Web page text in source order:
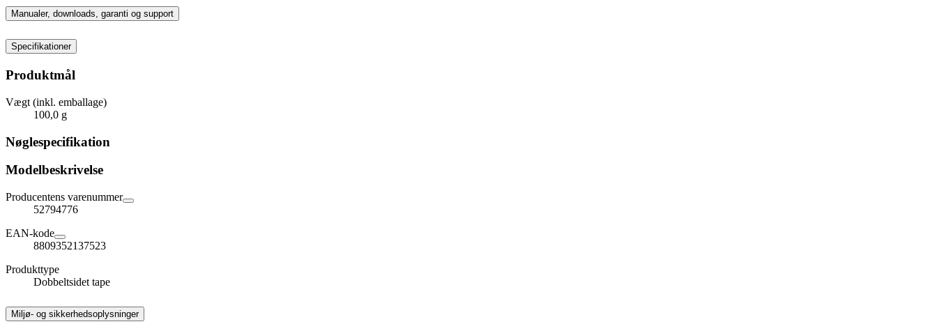
Manualer, downloads, garanti og support
Specifikationer
Produktmål
Vægt (inkl. emballage)
100,0 g
Nøglespecifikation
Modelbeskrivelse
Producentens varenummer
52794776
EAN-kode
8809352137523
Produkttype
Dobbeltsidet tape
Miljø- og sikkerhedsoplysninger